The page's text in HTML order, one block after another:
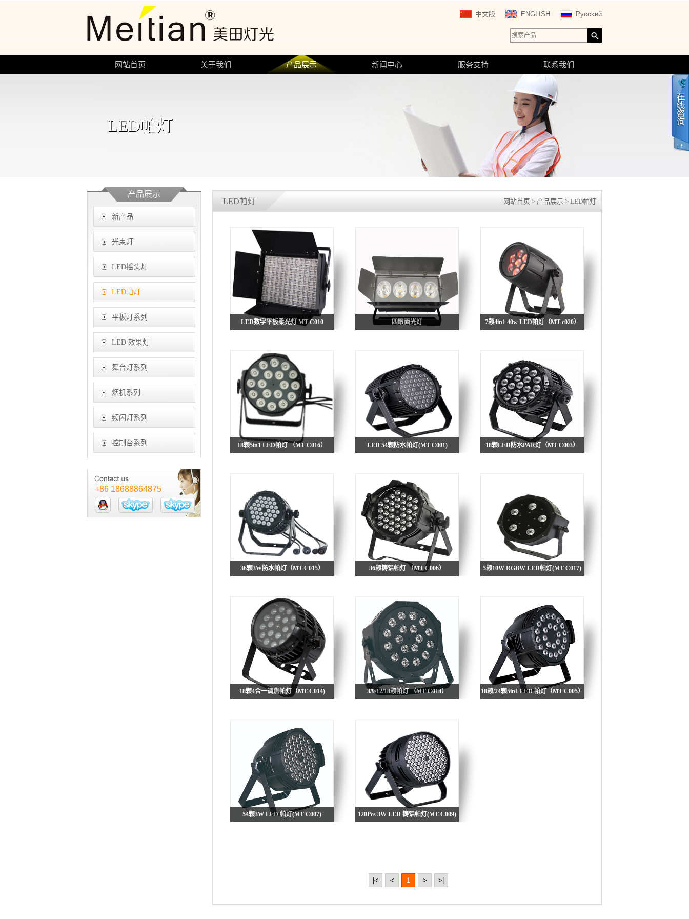
中文版 ENGLISH Pycckий
网站首页 关于我们 产品展示 新闻中心 服务支持 联系我们
LED帕灯
产品展示
新产品
光束灯
LED摇头灯
LED帕灯
平板灯系列
LED 效果灯
舞台灯系列
烟机系列
频闪灯系列
控制台系列
+86 18688864875
LED帕灯 网站首页 > 产品展示 > LED帕灯
LED数字平板柔光灯 MT-C010 四眼面光灯 7颗4in1 40w LED帕灯（MT-c020）
18颗5in1 LED帕灯 （MT-C016） LED 54颗防水帕灯(MT-C001) 18颗LED防水PAR灯（MT-C003）
36颗3W防水帕灯（MT-C015） 36颗铸铝帕灯 （MT-C006） 5颗10W RGBW LED帕灯(MT-C017)
18颗4合一调焦帕灯（MT-C014) 3/9/12/18颗帕灯 （MT-C018） 18颗/24颗5in1 LED 帕灯（MT-C005）
54颗3W LED 帕灯(MT-C007) 120Pcs 3W LED 铸铝帕灯(MT-C009)
|< < 1 > >|